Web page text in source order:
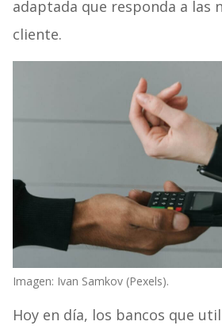
adaptada que responda a las
cliente.
Imagen: Ivan Samkov (Pexels).
Hoy en día, los bancos que